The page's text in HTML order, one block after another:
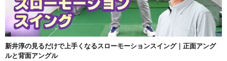
新井淳の見るだけで上手くなるスローモーションスイング｜正面アング
ルと背面アングル